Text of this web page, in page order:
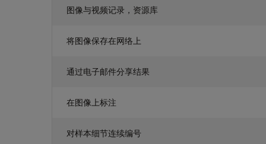
图像与视频记录，资源库
将图像保存在网络上
通过电子邮件分享结果
在图像上标注
对样本细节连续编号